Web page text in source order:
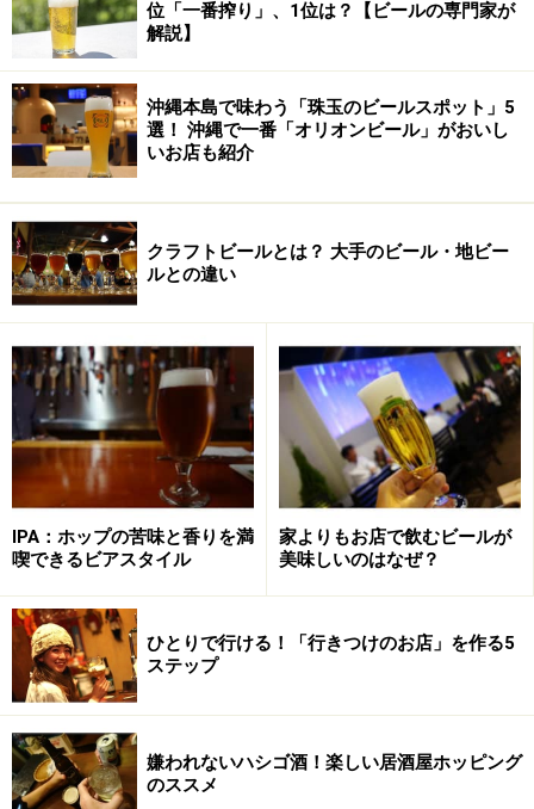
しつづけています。
ボストン・ビア・カンパニーの創業は1984年と、まだ20
年少しの若い会社。ハーバード大学、大学院で学び、経
営コンサルタント分野でキャリアを積んでいたジム・ク
ック（Jim Koch）氏が35歳のときに始めた会社です。
実はジム氏、ビールと全く関係がなかったわけではな
も、ジム氏の父親チャールズ氏のときは、アメリカでは
ライトなテイストのビールが大人気。クック家が代々醸
造していたビールは時代の流れにそぐわなり、1950年代
後半、ビール業界からの撤退を余儀なくされてしまいま
した。
位「一番搾り」、1位は？【ビールの専門家が
解説】
沖縄本島で味わう「珠玉のビールスポット」5
選！ 沖縄で一番「オリオンビール」がおいし
いお店も紹介
クラフトビールとは？ 大手のビール・地ビー
ルとの違い
IPA：ホップの苦味と香りを満
喫できるビアスタイル
家よりもお店で飲むビールが
美味しいのはなぜ？
ひとりで行ける！「行きつけのお店」を作る5
ステップ
嫌われないハシゴ酒！楽しい居酒屋ホッピング
のススメ